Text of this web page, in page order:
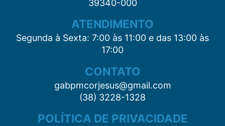
39340-000
ATENDIMENTO
Segunda à Sexta: 7:00 às 11:00 e das 13:00 às
17:00
CONTATO
gabpmcorjesus@gmail.com
(38) 3228-1328
POLÍTICA DE PRIVACIDADE